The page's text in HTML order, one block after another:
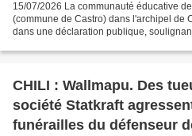
15/07/2026 La communauté éducative
(commune de Castro) dans l'archipel de
dans une déclaration publique,
CHILI : Wallmapu. Des
société Statkraft
funérailles du défenseur